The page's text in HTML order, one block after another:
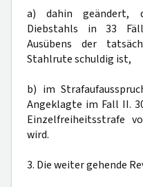
a) dahin geändert,
Diebstahls in 33
Ausübens der
Stahlrute schuldig ist,
b) im
Angeklagte im Fall II.
Einzelfreiheitsstrafe
wird.
3. Die weiter gehende